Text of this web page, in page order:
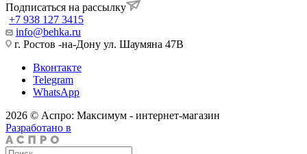
Подписаться на рассылку
+7 938 127 3415
info@behka.ru
г. Ростов -на-Дону ул. Шаумяна 47В
Вконтакте
Telegram
WhatsApp
2026 © Аспро: Максимум - интернет-магазин
Разработано в